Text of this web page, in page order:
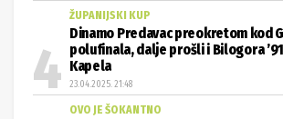
ŽUPANIJSKI KUP
Dinamo Predavac preokretom kod
polufinala, dalje prošli i Bilogora
Kapela
23.04.2025. 21:48
OVO JE ŠOKANTNO